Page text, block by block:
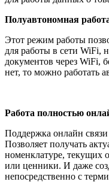
Полуавтономная
Этот режим работы
для работы в сети WiFi,
документов через WiFi,
нет, то можно работать
Работа полностью
Поддержка онлайн
Позволяет получать
номенклатуре, текущих
или ценники. И даже
непосредственно с